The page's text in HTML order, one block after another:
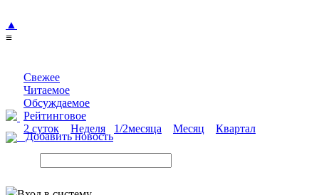
▲
≡
Добавить новость
Свежее
Читаемое
Обсуждаемое
Рейтинговое
2 суток
Неделя 1/2месяца Месяц Квартал